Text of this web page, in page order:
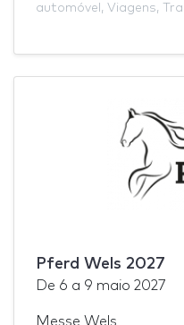
automóvel , Viagens,
Pferd Wels 2027
De 6 a 9 maio 2027
Messe Wels